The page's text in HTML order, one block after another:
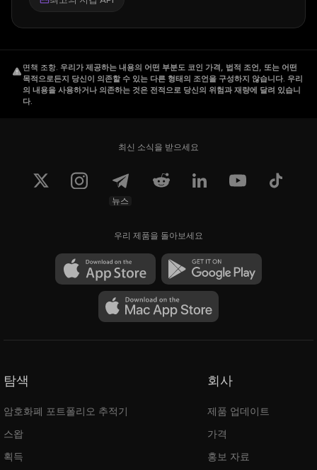
면책 조항. 우리가 제공하는 내용의 어떤 부분도 코인 가격, 법적 조언, 또는 어떤
목적으로든지 당신이 의존할 수 있는 다른 형태의 조언을 구성하지 않습니다. 우리
의 내용을 사용하거나 의존하는 것은 전적으로 당신의 위험과 재량에 달려 있습니
다.
최신 소식을 받으세요
뉴스
우리 제품을 돌아보세요
탐색
암호화폐 포트폴리오 추적기
스왑
획득
회사
제품 업데이트
가격
홍보 자료